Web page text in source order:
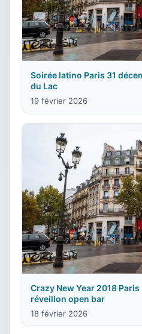
Soirée latino Paris 31
du Lac
19 février 2026
Crazy New Year 2018
réveillon open bar
18 février 2026